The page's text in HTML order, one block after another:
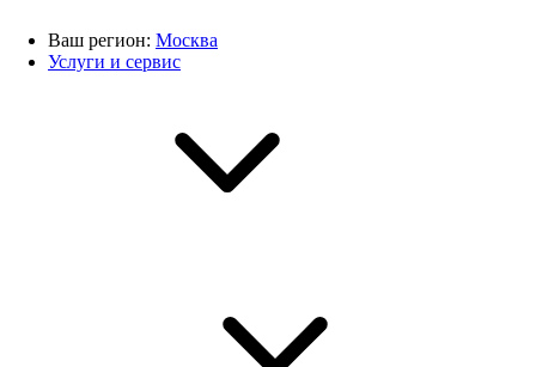
Ваш регион: Москва
Услуги и сервис